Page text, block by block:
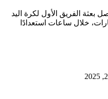
الفريق الأول لكرة اليد
خلال ساعات استعدادًا